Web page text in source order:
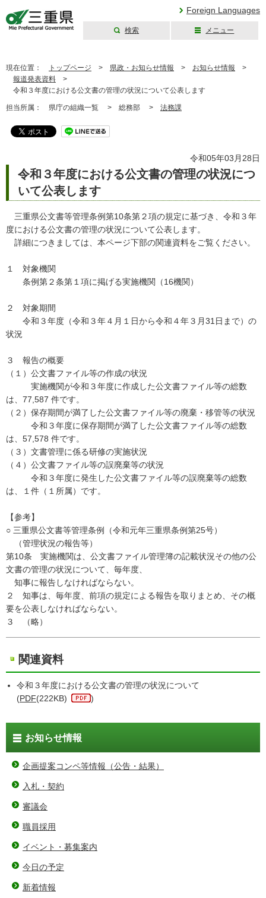
Foreign Languages
検索 メニュー
現在位置： トップページ > 県政・お知らせ情報 > お知らせ情報 >
報道発表資料 >
令和３年度における公文書の管理の状況について公表します
担当所属： 県庁の組織一覧 > 総務部 > 法務課
令和05年03月28日
令和３年度における公文書の管理の状況につ
いて公表します
三重県公文書等管理条例第10条第２項の規定に基づき、令和３年
度における公文書の管理の状況について公表します。
詳細につきましては、本ページ下部の関連資料をご覧ください。
１ 対象機関
条例第２条第１項に掲げる実施機関（16機関）
２ 対象期間
令和３年度（令和３年４月１日から令和４年３月31日まで）の
状況
３ 報告の概要
（１）公文書ファイル等の作成の状況
実施機関が令和３年度に作成した公文書ファイル等の総数
は、77,587 件です。
（２）保存期間が満了した公文書ファイル等の廃棄・移管等の状況
令和３年度に保存期間が満了した公文書ファイル等の総数
は、57,578 件です。
（３）文書管理に係る研修の実施状況
（４）公文書ファイル等の誤廃棄等の状況
令和３年度に発生した公文書ファイル等の誤廃棄等の総数
は、１件（１所属）です。
【参考】
○ 三重県公文書等管理条例（令和元年三重県条例第25号）
（管理状況の報告等）
第10条 実施機関は、公文書ファイル管理簿の記載状況その他の公
文書の管理の状況について、毎年度、
知事に報告しなければならない。
２ 知事は、毎年度、前項の規定による報告を取りまとめ、その概
要を公表しなければならない。
３ （略）
関連資料
令和３年度における公文書の管理の状況について
(PDF(222KB) )
お知らせ情報
企画提案コンペ等情報（公告・結果）
入札・契約
審議会
職員採用
イベント・募集案内
今日の予定
新着情報